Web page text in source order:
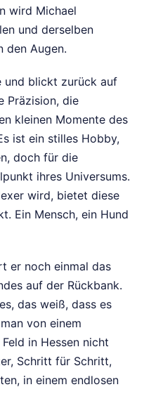
wird Michael
und derselben
den Augen.
und blickt zurück auf
Präzision, die
kleinen Momente des
ist ein stilles Hobby,
doch für die
ihres Universums.
wird, bietet diese
Ein Mensch, ein Hund
er noch einmal das
auf der Rückbank.
das weiß, dass es
von einem
in Hessen nicht
Schritt für Schritt,
in einem endlosen